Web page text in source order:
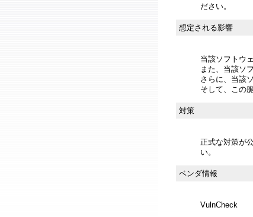
ださい。
想定される影響
当該ソフトウ
また、当該ソ
さらに、当該
そして、この
対策
正式な対策が
い。
ベンダ情報
VulnCheck